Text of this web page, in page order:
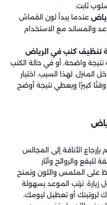
ثابت.
عندما يبدأ لون القماش
والمساند مع الاستخدام
تنظيف كنب في الرياض
نتيجة واضحة، أو في حالة الكنب
المنزل. لهذا السبب، اختيار
وقتًا كبيرًا ويعطي نتيجة أوضح
الأناقة إلى المجالس
والروائح وآثار
على الملمس واللون وتمنح
زيارة. نرتب الموعد بسهولة
لروتينك أو تعطيل ليومك،